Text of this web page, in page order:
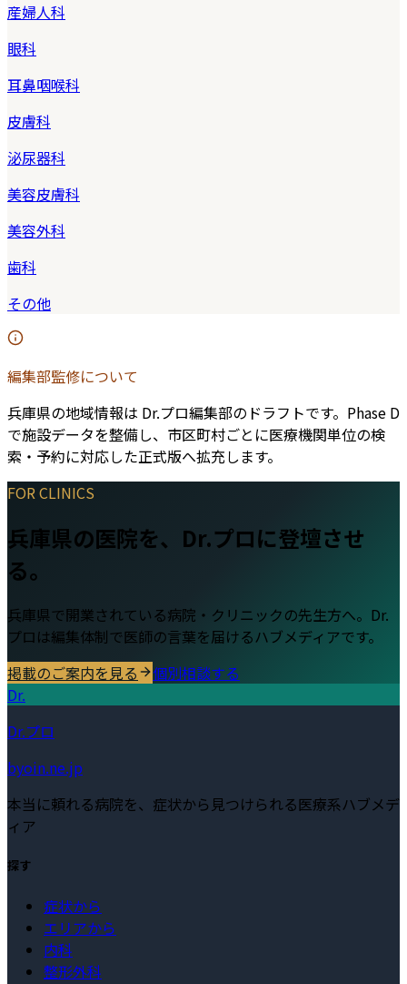
産婦人科
眼科
耳鼻咽喉科
皮膚科
泌尿器科
美容皮膚科
美容外科
歯科
その他
編集部監修について
兵庫県の地域情報は Dr.プロ編集部のドラフトです。Phase D
で施設データを整備し、市区町村ごとに医療機関単位の検
索・予約に対応した正式版へ拡充します。
FOR CLINICS
兵庫県の医院を、Dr.プロに登壇させ
る。
兵庫県で開業されている病院・クリニックの先生方へ。Dr.
プロは編集体制で医師の言葉を届けるハブメディアです。
掲載のご案内を見る
個別相談する
Dr.
Dr.プロ
byoin.ne.jp
本当に頼れる病院を、症状から見つけられる医療系ハブメデ
ィア
探す
症状から
エリアから
内科
整形外科